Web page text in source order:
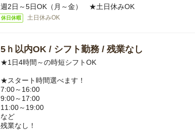
週2日～5日OK（月～金） ★土日休みOK
休日休暇 土日休みOK
5ｈ以内OK / シフト勤務 / 残業なし
★1日4時間～の時短シフトOK
★スタート時間選べます！
7:00～16:00
9:00～17:00
11:00～19:00
など
残業なし！